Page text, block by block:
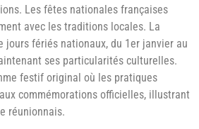
Les fêtes nationales françaises
avec les traditions locales. La
jours fériés nationaux, du 1er janvier au
ses particularités culturelles.
festif original où les pratiques
commémorations officielles, illustrant
réunionnais.